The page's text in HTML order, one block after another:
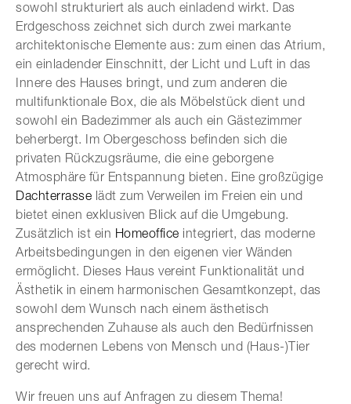
sowohl strukturiert als auch einladend wirkt. Das
Erdgeschoss zeichnet sich durch zwei markante
architektonische Elemente aus: zum einen das Atrium,
ein einladender Einschnitt, der Licht und Luft in das
Innere des Hauses bringt, und zum anderen die
multifunktionale Box, die als Möbelstück dient und
sowohl ein Badezimmer als auch ein Gästezimmer
beherbergt. Im Obergeschoss befinden sich die
privaten Rückzugsräume, die eine geborgene
Atmosphäre für Entspannung bieten. Eine großzügige
Dachterrasse lädt zum Verweilen im Freien ein und
bietet einen exklusiven Blick auf die Umgebung.
Zusätzlich ist ein Homeoffice integriert, das moderne
Arbeitsbedingungen in den eigenen vier Wänden
ermöglicht. Dieses Haus vereint Funktionalität und
Ästhetik in einem harmonischen Gesamtkonzept, das
sowohl dem Wunsch nach einem ästhetisch
ansprechenden Zuhause als auch den Bedürfnissen
des modernen Lebens von Mensch und (Haus-)Tier
gerecht wird.
Wir freuen uns auf Anfragen zu diesem Thema!